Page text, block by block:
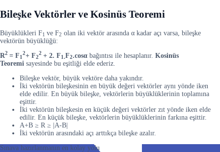
Bileşke Vektörler ve Kosinüs Teoremi
Büyüklükleri F1 ve F2 olan iki vektör arasında α kadar açı varsa, bileşke
vektörün büyüklüğü:
R2 = F1
2+ F2
2 + 2. F1.F2.cosα bağıntısı ile hesaplanır. Kosinüs
Teoremi sayesinde bu eşitliği elde ederiz.
Bileşke vektör, büyük vektöre daha yakındır.
İki vektörün bileşkesinin en büyük değeri vektörler aynı yönde iken
elde edilir. En büyük bileşke, vektörlerin büyüklüklerinin toplamına
eşittir.
İki vektörün bileşkesin en küçük değeri vektörler zıt yönde iken elde
edilir. En küçük bileşke, vektörlerin büyüklüklerinin farkına eşittir.
A+B ≥ R ≥ |A-B|
İki vektörün arasındaki açı arttıkça bileşke azalır.
Sınava hazırlanmanın en kolay yolu